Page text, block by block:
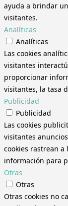
ayuda a brindar
visitantes.
Analíticas
Analíticas
Las cookies
visitantes
proporcionar
visitantes, la tasa
Publicidad
Publicidad
Las cookies
visitantes
cookies rastrean a
información para
Otras
Otras
Otras cookies no